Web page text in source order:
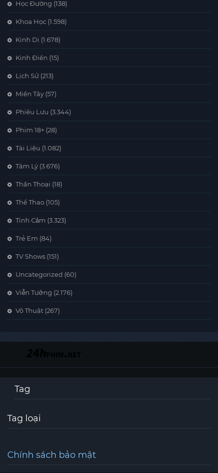
Học Đường (138)
Khoa Học (1.598)
Kinh Dị (1.678)
Kinh Điển (15)
Lịch Sử (213)
Miền Tây (57)
Phiêu Lưu (3.344)
Phim 18+ (28)
Tài Liệu (1.082)
Tâm Lý (3.676)
Thần Thoại (18)
Thể Thao (105)
Tình Cảm (3.323)
Trẻ Em (84)
TV Shows (151)
Uncategorized (60)
Viễn Tưởng (2.176)
Võ Thuật (267)
Tag
Tag loại
Chính sách bảo mật